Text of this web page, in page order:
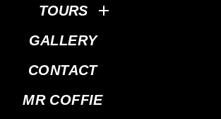
TOURS
GALLERY
CONTACT
MR COFFIE